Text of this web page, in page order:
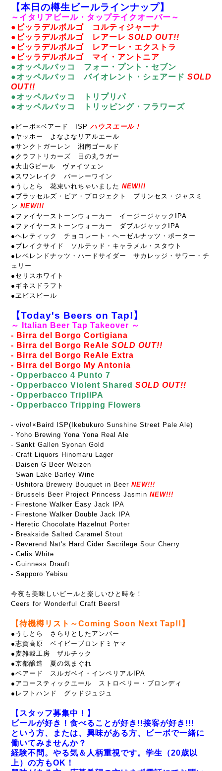
【本日の樽生ビールラインナップ】
～イタリアビール・タップテイクオーバー～
●ビッラデルボルゴ コルティジャーナ
●ビッラデルボルゴ レアーレ SOLD OUT!!
●ビッラデルボルゴ レアーレ・エクストラ
●ビッラデルボルゴ マイ・アントニア
●オッペルバッコ フォー・プント・セブン
●オッペルバッコ バイオレント・シェアード SOLD
OUT!!
●オッペルバッコ トリプリパ
●オッペルバッコ トリッピング・フラワーズ
●ビーボ×ベアード ISP ハウスエール！
●ヤッホー よなよなリアルエール
●サンクトガーレン 湘南ゴールド
●クラフトリカーズ 日の丸ラガー
●大山Gビール ヴァイツェン
●スワンレイク バーレーワイン
●うしとら 花束いれちゃいました NEW!!!
●ブラッセルズ・ビア・プロジェクト プリンセス・ジャスミ
ン NEW!!!
●ファイヤーストーンウォーカー イージージャックIPA
●ファイヤーストーンウォーカー ダブルジャックIPA
●ヘレティック チョコレート・ヘーゼルナッツ・ポーター
●ブレイクサイド ソルテッド・キャラメル・スタウト
●レベレンドナッツ・ハードサイダー サカレッジ・サワー・チ
ェリー
●セリスホワイト
●ギネスドラフト
●ヱビスビール
【Today's Beers on Tap!】
～ Italian Beer Tap Takeover ～
- Birra del Borgo Cortigiana
- Birra del Borgo ReAle SOLD OUT!!
- Birra del Borgo ReAle Extra
- Birra del Borgo My Antonia
- Opperbacco 4 Punto 7
- Opperbacco Violent Shared SOLD OUT!!
- Opperbacco TriplIPA
- Opperbacco Tripping Flowers
- vivo!×Baird ISP(Ikebukuro Sunshine Street Pale Ale)
- Yoho Brewing Yona Yona Real Ale
- Sankt Gallen Syonan Gold
- Craft Liquors Hinomaru Lager
- Daisen G Beer Weizen
- Swan Lake Barley Wine
- Ushitora Brewery Bouquet in Beer NEW!!!
- Brussels Beer Project Princess Jasmin NEW!!!
- Firestone Walker Easy Jack IPA
- Firestone Walker Double Jack IPA
- Heretic Chocolate Hazelnut Porter
- Breakside Salted Caramel Stout
- Reverend Nat's Hard Cider Sacrilege Sour Cherry
- Celis White
- Guinness Drauft
- Sapporo Yebisu
今夜も美味しいビールと楽しいひと時を！
Ceers for Wonderful Craft Beers!
【待機樽リスト～Coming Soon Next Tap!!】
●うしとら さらりとしたアンバー
●志賀高原 ベイビーブロンドミヤマ
●麦雑穀工房 ザルチック
●京都醸造 夏の気まぐれ
●ベアード スルガベイ・インペリアルIPA
●アコースティックエール ストロベリー・ブロンディ
●レフトハンド グッドジュジュ
【スタッフ募集中！】
ビールが好き！食べることが好き!!接客が好き!!!
という方、または、興味がある方、ビーボで一緒に
働いてみませんか？
経験不問。やる気＆人柄重視です。学生（20歳以
上）の方もOK！